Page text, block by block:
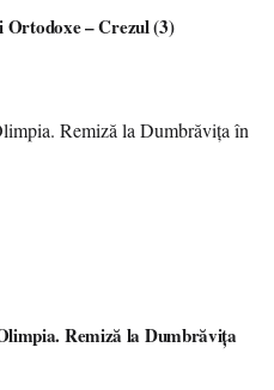
Ortodoxe – Crezul (3)
Remiză la Dumbrăvița